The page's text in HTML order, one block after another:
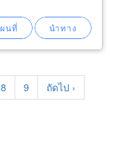
Page
8 Page
9
Next
page
ถัดไป ›